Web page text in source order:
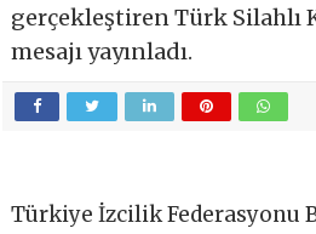
gerçekleştiren Türk Silahlı
mesajı yayınladı.
Türkiye İzcilik Federasyonu